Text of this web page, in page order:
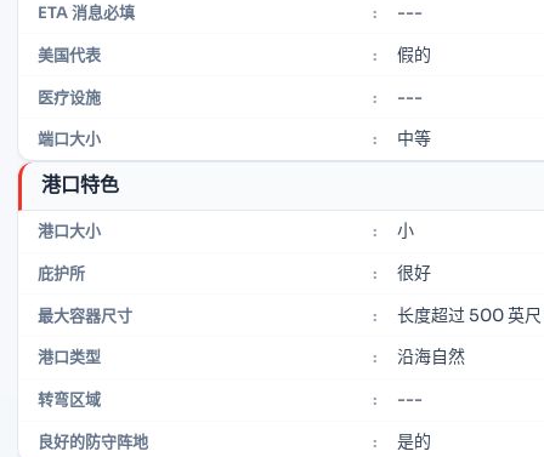
ETA 消息必填 : ---
美国代表 : 假的
医疗设施 : ---
端口大小 : 中等
港口特色
港口大小 : 小
庇护所 : 很好
最大容器尺寸 : 长度超过 500 英尺
港口类型 : 沿海自然
转弯区域 : ---
良好的防守阵地 : 是的